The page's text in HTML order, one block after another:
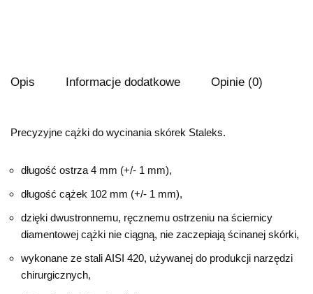
Opis Informacje dodatkowe Opinie (0)
Precyzyjne cążki do wycinania skórek Staleks.
długość ostrza 4 mm (+/- 1 mm),
długość cążek 102 mm (+/- 1 mm),
dzięki dwustronnemu, ręcznemu ostrzeniu na ściernicy
diamentowej cążki nie ciągną, nie zaczepiają ścinanej skórki,
wykonane ze stali AISI 420, używanej do produkcji narzędzi
chirurgicznych,